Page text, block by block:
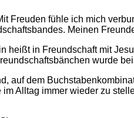
Freuden fühle ich mich
Meinen
heißt in Freundschaft mit
wurde
auf dem
Alltag immer wieder zu